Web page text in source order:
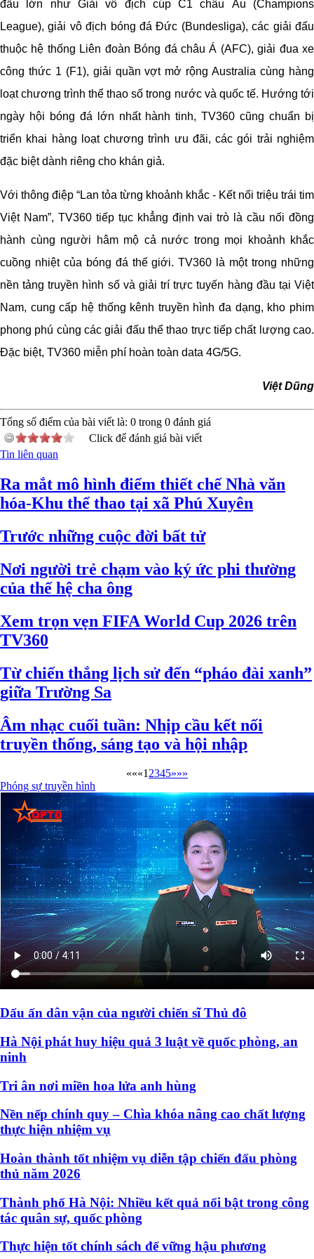
đấu lớn như Giải vô địch cúp C1 châu Âu (Champions
League), giải vô địch bóng đá Đức (Bundesliga), các giải đấu
thuộc hệ thống Liên đoàn Bóng đá châu Á (AFC), giải đua xe
công thức 1 (F1), giải quần vợt mở rộng Australia cùng hàng
loạt chương trình thể thao số trong nước và quốc tế. Hướng tới
ngày hội bóng đá lớn nhất hành tinh, TV360 cũng chuẩn bị
triển khai hàng loạt chương trình ưu đãi, các gói trải nghiệm
đặc biệt dành riêng cho khán giả.
Với thông điệp “Lan tỏa từng khoảnh khắc - Kết nối triệu trái tim
Việt Nam”, TV360 tiếp tục khẳng định vai trò là cầu nối đồng
hành cùng người hâm mộ cả nước trong mọi khoảnh khắc
cuồng nhiệt của bóng đá thế giới. TV360 là một trong những
nền tảng truyền hình số và giải trí trực tuyến hàng đầu tại Việt
Nam, cung cấp hệ thống kênh truyền hình đa dạng, kho phim
phong phú cùng các giải đấu thể thao trực tiếp chất lượng cao.
Đặc biệt, TV360 miễn phí hoàn toàn data 4G/5G.
Việt Dũng
Tổng số điểm của bài viết là: 0 trong 0 đánh giá
Click để đánh giá bài viết
Tin liên quan
Ra mắt mô hình điểm thiết chế Nhà văn
hóa-Khu thể thao tại xã Phú Xuyên
Trước những cuộc đời bất tử
Nơi người trẻ chạm vào ký ức phi thường
của thế hệ cha ông
Xem trọn vẹn FIFA World Cup 2026 trên
TV360
Từ chiến thắng lịch sử đến “pháo đài xanh”
giữa Trường Sa
Âm nhạc cuối tuần: Nhịp cầu kết nối
truyền thống, sáng tạo và hội nhập
«««12345»»»
Phóng sự truyền hình
Dấu ấn dân vận của người chiến sĩ Thủ đô
Hà Nội phát huy hiệu quả 3 luật về quốc phòng, an
ninh
Tri ân nơi miền hoa lửa anh hùng
Nền nếp chính quy – Chìa khóa nâng cao chất lượng
thực hiện nhiệm vụ
Hoàn thành tốt nhiệm vụ diễn tập chiến đấu phòng
thủ năm 2026
Thành phố Hà Nội: Nhiều kết quả nổi bật trong công
tác quân sự, quốc phòng
Thực hiện tốt chính sách để vững hậu phương